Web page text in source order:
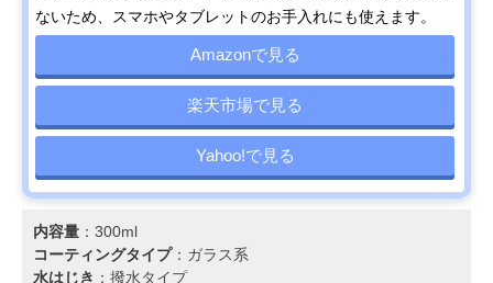
ないため、スマホやタブレットのお手入れにも使えます。
Amazonで見る
楽天市場で見る
Yahoo!で見る
内容量 ：300ml
コーティングタイプ：ガラス系
水はじき ：撥水タイプ